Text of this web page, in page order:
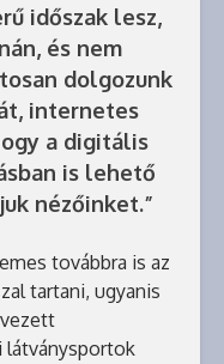
időszak lesz,
és nem
dolgozunk
internetes
a digitális
is lehető
nézőinket.”
továbbra is az
tartani, ugyanis
látványsportok